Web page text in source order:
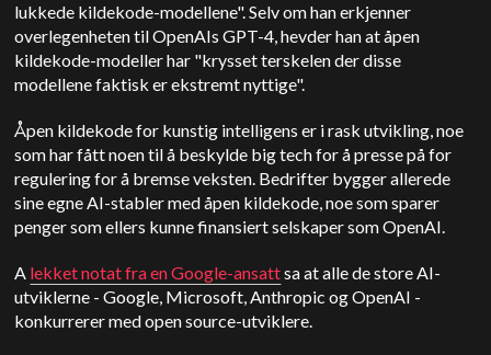
lukkede kildekode-modellene". Selv om han erkjenner
overlegenheten til OpenAIs GPT-4, hevder han at åpen
kildekode-modeller har "krysset terskelen der disse
modellene faktisk er ekstremt nyttige".
Åpen kildekode for kunstig intelligens er i rask utvikling, noe
som har fått noen til å beskylde big tech for å presse på for
regulering for å bremse veksten. Bedrifter bygger allerede
sine egne AI-stabler med åpen kildekode, noe som sparer
penger som ellers kunne finansiert selskaper som OpenAI.
A lekket notat fra en Google-ansattsa at alle de store AI-
utviklerne - Google, Microsoft, Anthropic og OpenAI -
konkurrerer med open source-utviklere.